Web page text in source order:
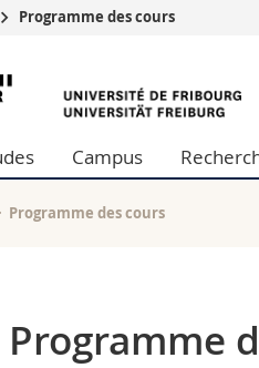
Université
Recherche
Université
Formation continue
Programme des cours
Campus
Programme des cours
Programme